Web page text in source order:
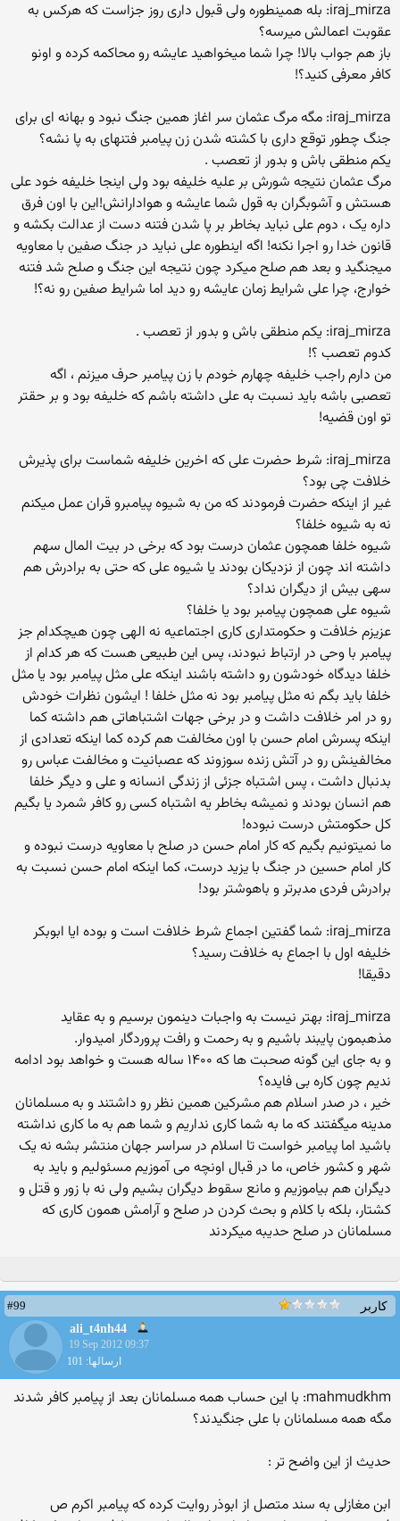
iraj_mirza: بله همینطوره ولی قبول داری روز جزاست که هرکس به
عقوبت اعمالش میرسه؟
باز هم جواب بالا! چرا شما میخواهید عایشه رو محاکمه کرده و اونو
کافر معرفی کنید؟!
iraj_mirza: مگه مرگ عثمان سر اغاز همین جنگ نبود و بهانه ای برای
جنگ چطور توقع داری با کشته شدن زن پیامبر فتنهای به پا نشه؟
یکم منطقی باش و بدور از تعصب .
مرگ عثمان نتیجه شورش بر علیه خلیفه بود ولی اینجا خلیفه خود علی
هستش و آشوبگران به قول شما عایشه و هوادارانش!این با اون فرق
داره یک ، دوم علی نباید بخاطر بر پا شدن فتنه دست از عدالت بکشه و
قانون خدا رو اجرا نکنه! اگه اینطوره علی نباید در جنگ صفین با معاویه
میجنگید و بعد هم صلح میکرد چون نتیجه این جنگ و صلح شد فتنه
خوارج، چرا علی شرایط زمان عایشه رو دید اما شرایط صفین رو نه؟!
iraj_mirza: یکم منطقی باش و بدور از تعصب .
کدوم تعصب ؟!
من دارم راجب خلیفه چهارم خودم با زن پیامبر حرف میزنم ، اگه
تعصبی باشه باید نسبت به علی داشته باشم که خلیفه بود و بر حقتر
تو اون قضیه!
iraj_mirza: شرط حضرت علی که اخرین خلیفه شماست برای پذیرش
خلافت چی بود؟
غیر از اینکه حضرت فرمودند که من به شیوه پیامبرو قران عمل میکنم
نه به شیوه خلفا؟
شیوه خلفا همچون عثمان درست بود که برخی در بیت المال سهم
داشته اند چون از نزدیکان بودند یا شیوه علی که حتی به برادرش هم
سهی بیش از دیگران نداد؟
شیوه علی همچون پیامبر بود یا خلفا؟
عزیزم خلافت و حکومتداری کاری اجتماعیه نه الهی چون هیچکدام جز
پیامبر با وحی در ارتباط نبودند، پس این طبیعی هست که هر کدام از
خلفا دیدگاه خودشون رو داشته باشند اینکه علی مثل پیامبر بود یا مثل
خلفا باید بگم نه مثل پیامبر بود نه مثل خلفا ! ایشون نظرات خودش
رو در امر خلافت داشت و در برخی جهات اشتباهاتی هم داشته کما
اینکه پسرش امام حسن با اون مخالفت هم کرده کما اینکه تعدادی از
مخالفینش رو در آتش زنده سوزوند که عصبانیت و مخالفت عباس رو
بدنبال داشت ، پس اشتباه جزئی از زندگی انسانه و علی و دیگر خلفا
هم انسان بودند و نمیشه بخاطر یه اشتباه کسی رو کافر شمرد یا بگیم
کل حکومتش درست نبوده!
ما نمیتونیم بگیم که کار امام حسن در صلح با معاویه درست نبوده و
کار امام حسین در جنگ با یزید درست، کما اینکه امام حسن نسبت به
برادرش فردی مدبرتر و باهوشتر بود!
iraj_mirza: شما گفتین اجماع شرط خلافت است و بوده ایا ابوبکر
خلیفه اول با اجماع به خلافت رسید؟
دقیقا!
iraj_mirza: بهتر نیست به واجبات دینمون برسیم و به عقاید
مذهبمون پایبند باشیم و به رحمت و رافت پروردگار امیدوار.
و به جای این گونه صحبت ها که ۱۴۰۰ ساله هست و خواهد بود ادامه
ندیم چون کاره بی فایده؟
خیر ، در صدر اسلام هم مشرکین همین نظر رو داشتند و به مسلمانان
مدینه میگفتند که ما به شما کاری نداریم و شما هم به ما کاری نداشته
باشید اما پیامبر خواست تا اسلام در سراسر جهان منتشر بشه نه یک
شهر و کشور خاص، ما در قبال اونچه می آموزیم مسئولیم و باید به
دیگران هم بیاموزیم و مانع سقوط دیگران بشیم ولی نه با زور و قتل و
کشتار، بلکه با کلام و بحث کردن در صلح و آرامش همون کاری که
مسلمانان در صلح حدیبه میکردند
کاربر
#99
ali_t4nh44
19 Sep 2012 09:37
ارسالها: 101
mahmudkhm: با این حساب همه مسلمانان بعد از پیامبر کافر شدند
مگه همه مسلمانان با علی جنگیدند؟
حدیث از این واضح تر :
ابن مغازلی به سند متصل از ابوذر روایت کرده که پیامبر اکرم ص